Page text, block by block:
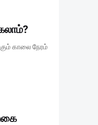
காலை நேரம்